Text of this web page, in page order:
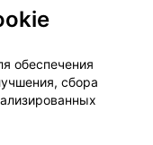
маркетинг
Доставка
обеспечения
сбора